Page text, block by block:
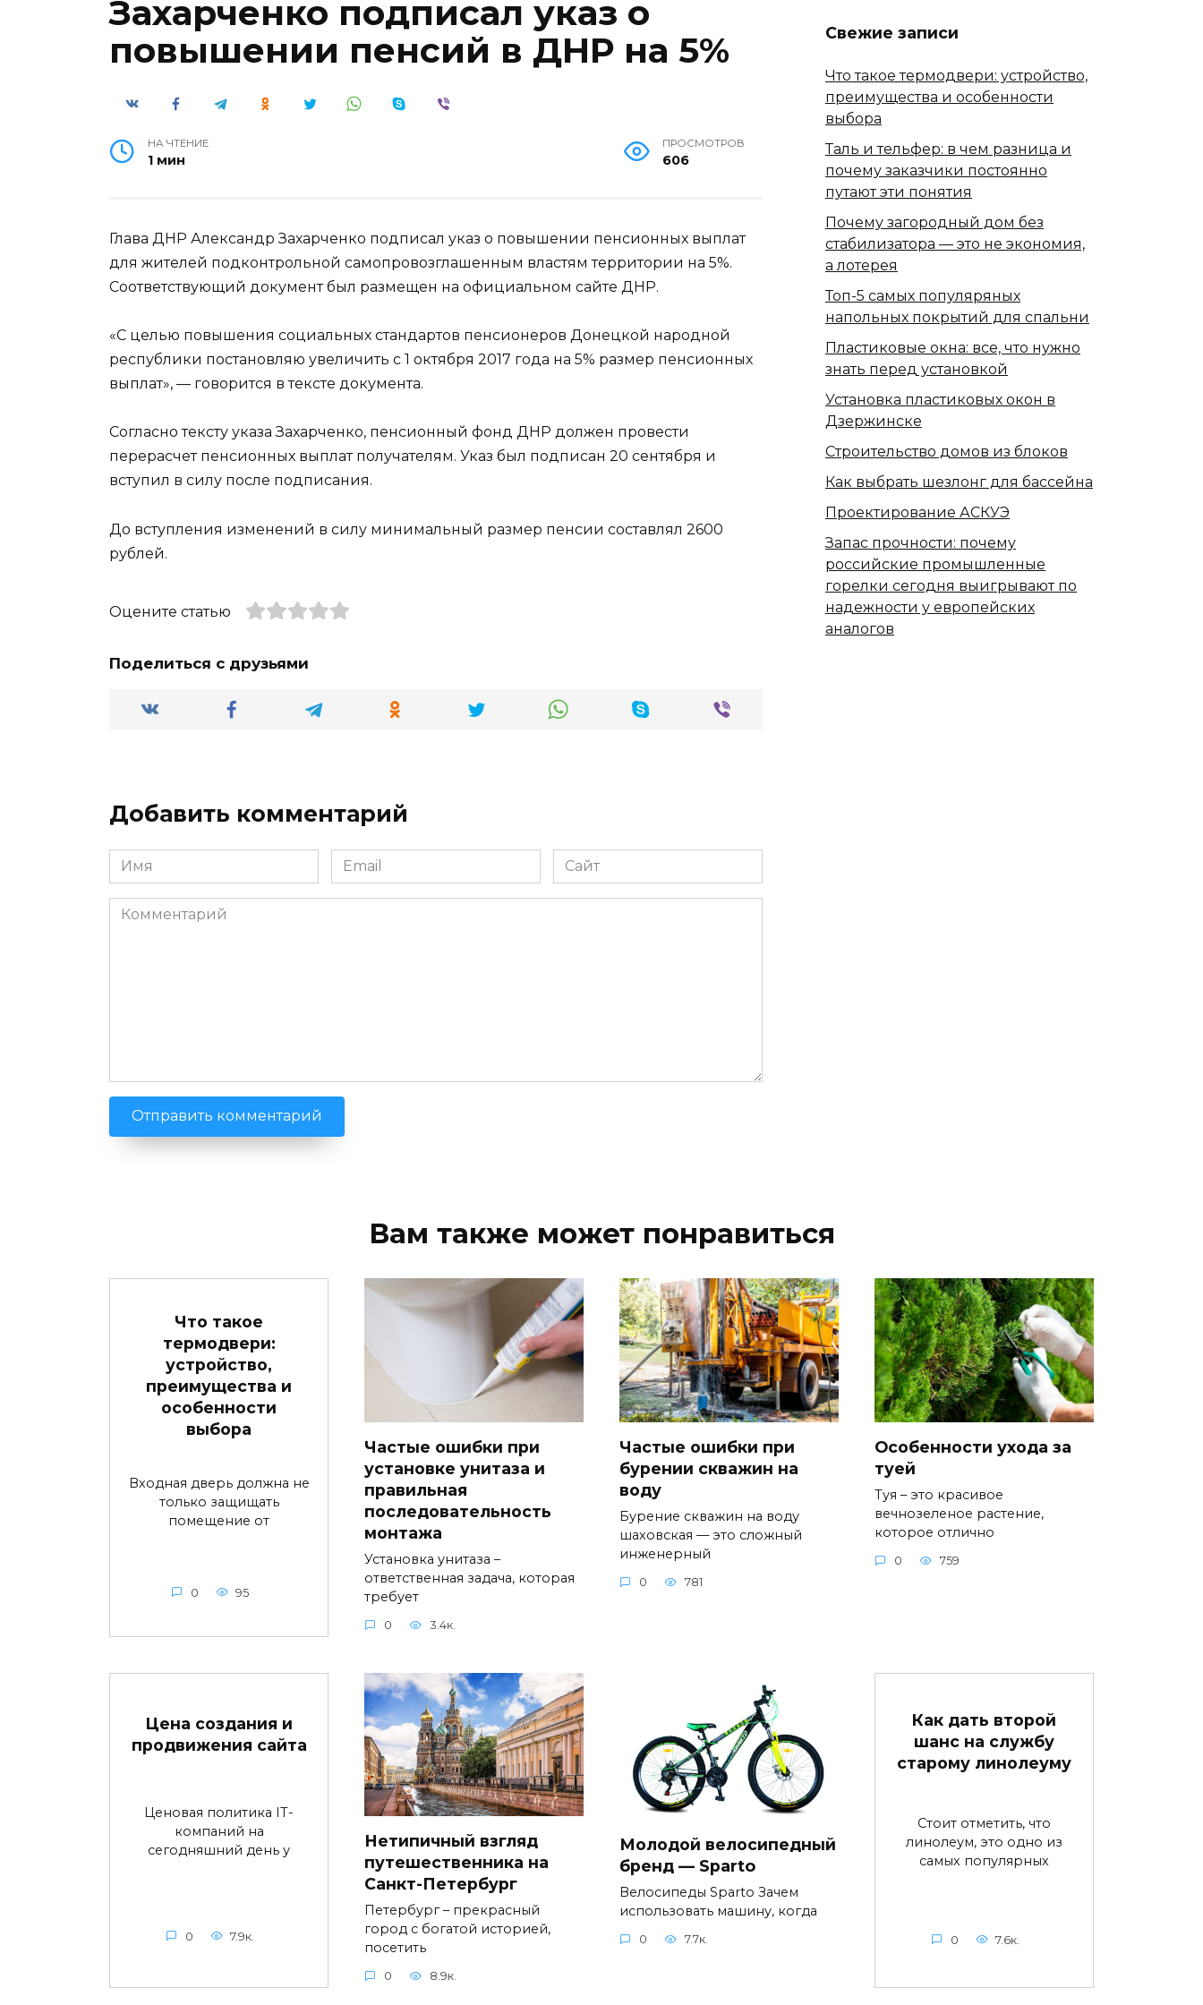
Захарченко подписал указ о
повышении пенсий в ДНР на 5%
НА ЧТЕНИЕ
1 мин
ПРОСМОТРОВ
606
Глава ДНР Александр Захарченко подписал указ о повышении пенсионных выплат
для жителей подконтрольной самопровозглашенным властям территории на 5%.
Соответствующий документ был размещен на официальном сайте ДНР.
«С целью повышения социальных стандартов пенсионеров Донецкой народной
республики постановляю увеличить с 1 октября 2017 года на 5% размер пенсионных
выплат», — говорится в тексте документа.
Согласно тексту указа Захарченко, пенсионный фонд ДНР должен провести
перерасчет пенсионных выплат получателям. Указ был подписан 20 сентября и
вступил в силу после подписания.
До вступления изменений в силу минимальный размер пенсии составлял 2600
рублей.
Оцените статью
Поделиться с друзьями
Добавить комментарий
Имя
*
Email
*
Сайт
Комментарий
Свежие записи
Что такое термодвери: устройство,
преимущества и особенности
выбора
Таль и тельфер: в чем разница и
почему заказчики постоянно
путают эти понятия
Почему загородный дом без
стабилизатора — это не экономия,
а лотерея
Топ-5 самых популяряных
напольных покрытий для спальни
Пластиковые окна: все, что нужно
знать перед установкой
Установка пластиковых окон в
Дзержинске
Строительство домов из блоков
Как выбрать шезлонг для бассейна
Проектирование АСКУЭ
Запас прочности: почему
российские промышленные
горелки сегодня выигрывают по
надежности у европейских
аналогов
Вам также может понравиться
Что такое
термодвери:
устройство,
преимущества и
особенности
выбора
Входная дверь должна не
только защищать
помещение от
0 95
Частые ошибки при
установке унитаза и
правильная
последовательность
монтажа
Установка унитаза –
ответственная задача, которая
требует
0 3.4к.
Частые ошибки при
бурении скважин на
воду
Бурение скважин на воду
шаховская — это сложный
инженерный
0 781
Особенности ухода за
туей
Туя – это красивое
вечнозеленое растение,
которое отлично
0 759
Цена создания и
продвижения сайта
Ценовая политика IT-
компаний на
сегодняшний день у
0 7.9к.
Нетипичный взгляд
путешественника на
Санкт-Петербург
Петербург – прекрасный
город с богатой историей,
посетить
0 8.9к.
Молодой велосипедный
бренд — Sparto
Велосипеды Sparto Зачем
использовать машину, когда
0 7.7к.
Как дать второй
шанс на службу
старому линолеуму
Стоит отметить, что
линолеум, это одно из
самых популярных
0 7.6к.